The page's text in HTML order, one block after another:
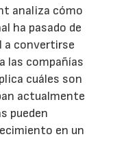
analiza cómo
ha pasado de
a convertirse
las compañías
cuáles son
actualmente
pueden
en un